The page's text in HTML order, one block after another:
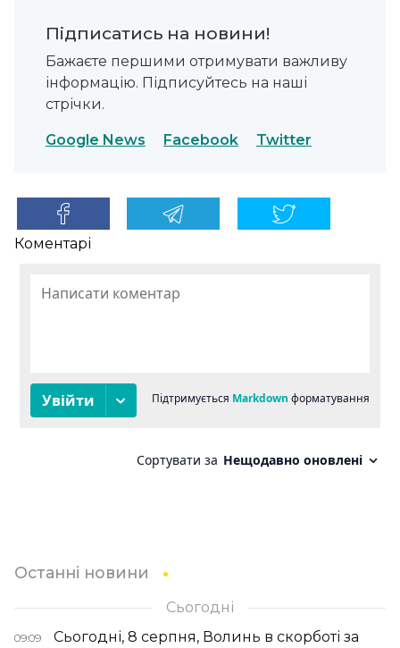
Підписатись на новини!
Бажаєте першими отримувати важливу
інформацію. Підписуйтесь на наші
стрічки.
Google News Facebook Twitter
Коментарі
Останні новини
Сьогодні
09:09
Сьогодні, 8 серпня, Волинь в скорботі за